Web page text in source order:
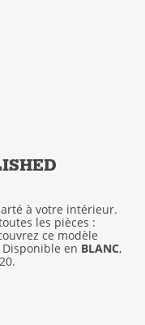
à votre intérieur.
les pièces :
ce modèle
en BLANC,